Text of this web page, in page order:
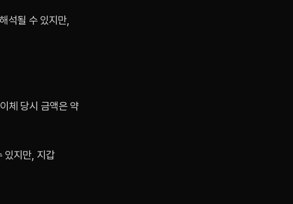
석될 수 있지만,
체 당시 금액은 약
있지만, 지갑